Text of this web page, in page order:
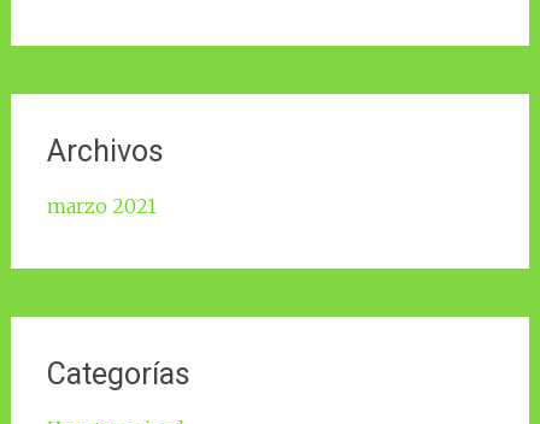
Archivos
marzo 2021
Categorías